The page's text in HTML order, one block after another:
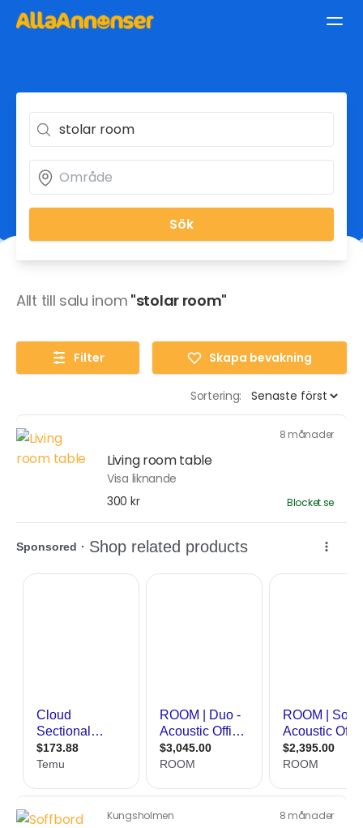
Sök
Allt till salu inom "stolar room"
Filter Skapa bevakning
Sortering:
8 månader
Living room table
Visa liknande
300 kr
Blocket.se
Kungsholmen 8 månader